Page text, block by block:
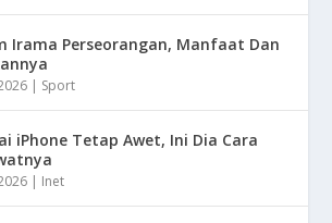
Irama Perseorangan, Manfaat Dan
| Sport
iPhone Tetap Awet, Ini Dia Cara
| Inet